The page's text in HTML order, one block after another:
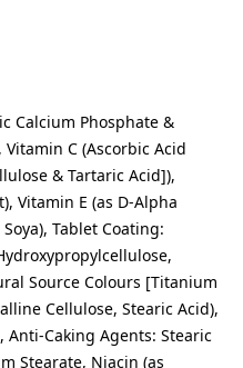
Calcium Phosphate &
C (Ascorbic Acid
& Tartaric Acid]),
Vitamin E (as D-Alpha
Tablet Coating:
Source Colours [Titanium
Cellulose, Stearic Acid),
Anti-Caking Agents: Stearic
Stearate, Niacin (as